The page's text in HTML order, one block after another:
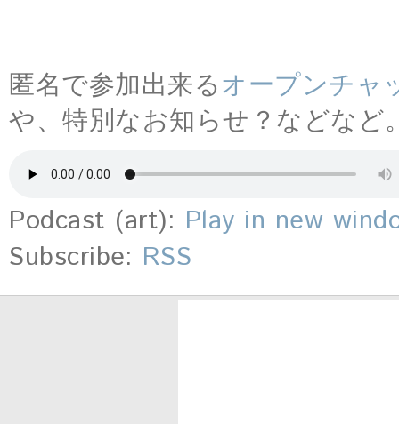
匿名で参加出来るオープンチャ
や、特別なお知らせ？などな
Podcast (art): Play in new
Subscribe: RSS